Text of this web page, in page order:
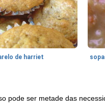
de harriet
pode ser metade das